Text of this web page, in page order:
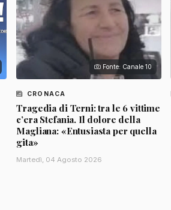
Fonte: Canale 10
CRONACA
Tragedia di Terni: tra le 6 vittime
c’era Stefania. Il dolore della
Magliana: «Entusiasta per quella
gita»
Martedì, 04 Agosto 2026